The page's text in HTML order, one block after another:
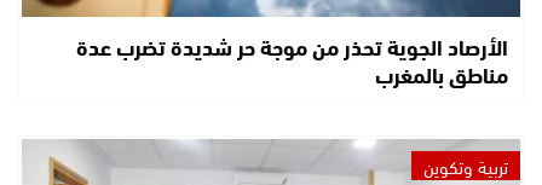
الأرصاد الجوية تحذر من موجة حر شديدة تضرب عدة
مناطق بالمغرب
تربية وتكوين